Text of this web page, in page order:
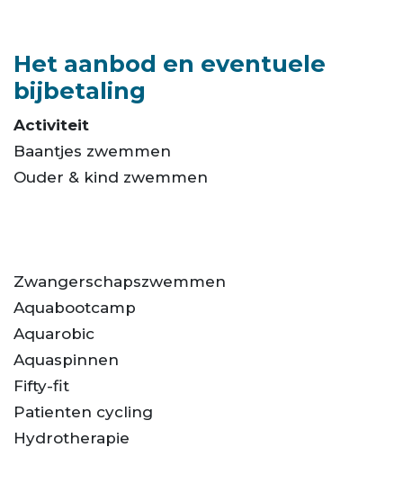
Het aanbod en eventuele
bijbetaling
Activiteit
Baantjes zwemmen
Ouder & kind zwemmen
Zwangerschapszwemmen
Aquabootcamp
Aquarobic
Aquaspinnen
Fifty-fit
Patienten cycling
Hydrotherapie